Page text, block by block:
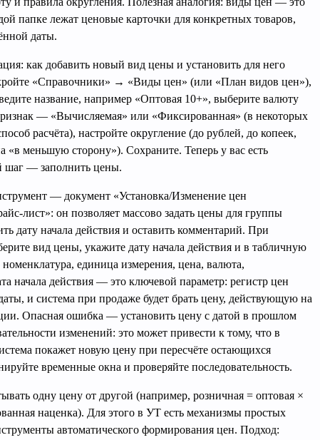
папке лежат ценовые карточки для конкретных товаров,
даты.
как добавить новый вид цены и установить для него
«Справочники» → «Виды цен» (или «План видов цен»),
название, например «Оптовая 10+», выберите валюту
— «Вычисляемая» или «Фиксированная» (в некоторых
расчёта), настройте округление (до рублей, до копеек,
«в меньшую сторону»). Сохраните. Теперь у вас есть
шаг — заполнить цены.
— документ «Установка/Изменение цен
лист»: он позволяет массово задать цены для группы
дату начала действия и оставить комментарий. При
вид цены, укажите дату начала действия и в табличную
номенклатура, единица измерения, цена, валюта,
начала действия — это ключевой параметр: регистр цен
и система при продаже будет брать цену, действующую на
Опасная ошибка — установить цену с датой в прошлом
изменений: это может привести к тому, что в
покажет новую цену при пересчёте остающихся
временные окна и проверяйте последовательность.
одну цену от другой (например, розничная = оптовая ×
наценка). Для этого в УТ есть механизмы простых
автоматического формирования цен. Подход: